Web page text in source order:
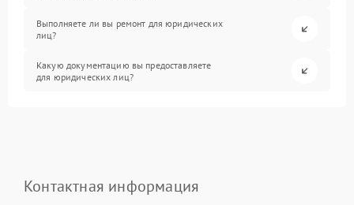
Выполняете ли вы ремонт для юридических
лиц?
Какую документацию вы предоставляете
для юридических лиц?
Контактная информация